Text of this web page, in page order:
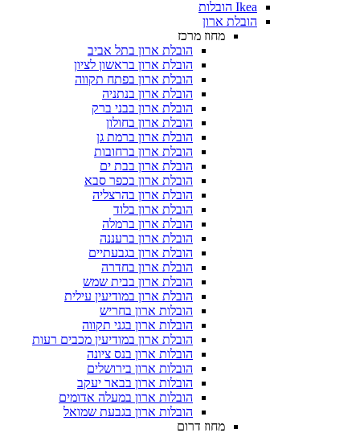
הובלת ארון בתל אביב
הובלת ארון בראשון לציון
הובלת ארון בפתח תקווה
הובלת ארון בנתניה
הובלת ארון בבני ברק
הובלת ארון בחולון
הובלת ארון ברמת גן
הובלת ארון ברחובות
הובלת ארון בבת ים
הובלת ארון בכפר סבא
הובלת ארון בהרצליה
הובלת ארון בלוד
הובלת ארון ברמלה
הובלת ארון ברעננה
הובלת ארון בגבעתיים
הובלת ארון בחדרה
הובלת ארון בבית שמש
הובלת ארון במודיעין עילית
הובלות ארון בחריש
הובלות ארון בגני תקווה
הובלת ארון במודיעין מכבים רעות
הובלות ארון בנס ציונה
הובלות ארון בירושלים
הובלות ארון בבאר יעקב
הובלות ארון במעלה אדומים
הובלות ארון בגבעת שמואל